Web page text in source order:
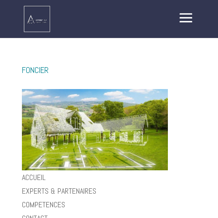
FONCIER
ACCUEIL
EXPERTS & PARTENAIRES
COMPETENCES